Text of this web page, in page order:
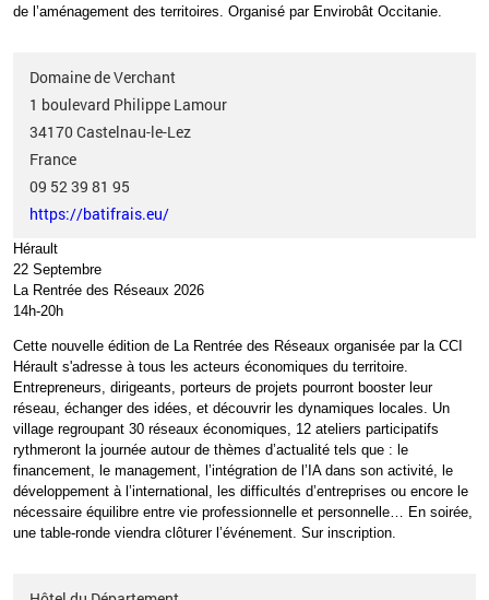
de l’aménagement des territoires. Organisé par Envirobât Occitanie.
Domaine de Verchant
1 boulevard Philippe Lamour
34170 Castelnau-le-Lez
France
09 52 39 81 95
https://batifrais.eu/
Hérault
22 Septembre
La Rentrée des Réseaux 2026
14h-20h
Cette nouvelle édition de La Rentrée des Réseaux organisée par la CCI
Hérault s'adresse à tous les acteurs économiques du territoire.
Entrepreneurs, dirigeants, porteurs de projets pourront booster leur
réseau, échanger des idées, et découvrir les dynamiques locales. Un
village regroupant 30 réseaux économiques, 12 ateliers participatifs
rythmeront la journée autour de thèmes d’actualité tels que : le
financement, le management, l’intégration de l’IA dans son activité, le
développement à l’international, les difficultés d’entreprises ou encore le
nécessaire équilibre entre vie professionnelle et personnelle… En soirée,
une table-ronde viendra clôturer l’événement. Sur inscription.